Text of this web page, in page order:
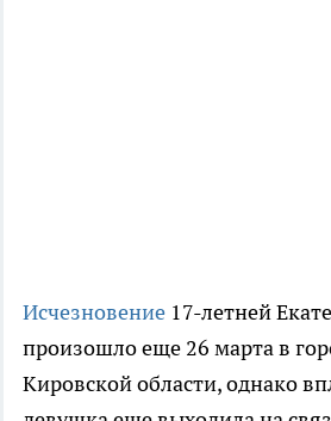
Исчезновение 17-летней
произошло еще 26 марта в
Кировской области, однако